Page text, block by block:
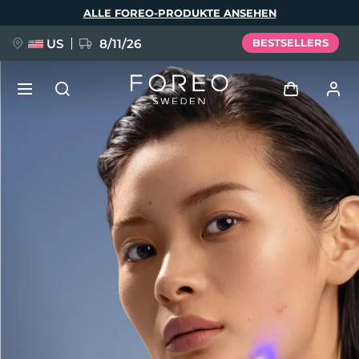
ALLE FOREO-PRODUKTE ANSEHEN
US 8/11/26 BESTSELLERS
Anmelden
Benutzerkonto
Meine Geräte
Meine Bestellungen
Meine Adressen
Meine Abonnements
FAQ™ Pure Beauty-Tech Elixir
BREAKING NEWS
issa™ Teeth Whitening Set
Deutsch
Español
Italiano
Svenska
简体中文 繁體中文